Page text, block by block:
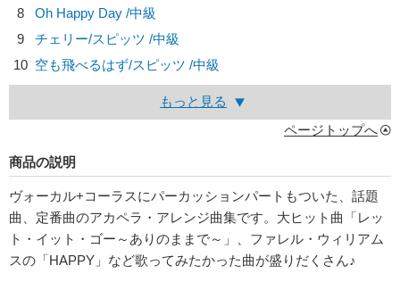
8
Oh Happy Day /中級
9
チェリー/スピッツ /中級
10 空も飛べるはず/スピッツ /中級
もっと見る
ページトップへ
商品の説明
ヴォーカル+コーラスにパーカッションパートもついた、話題
曲、定番曲のアカペラ・アレンジ曲集です。大ヒット曲「レッ
ト・イット・ゴー～ありのままで～」、ファレル・ウィリアム
スの「HAPPY」など歌ってみたかった曲が盛りだくさん♪